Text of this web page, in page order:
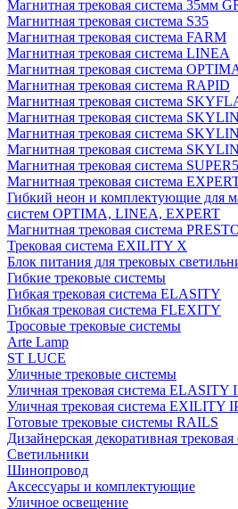
Магнитная трековая система 35мм
Магнитная трековая система S35
Магнитная трековая система FARM
Магнитная трековая система LINEA
Магнитная трековая система
Магнитная трековая система RAPID
Магнитная трековая система
Магнитная трековая система
Магнитная трековая система
Магнитная трековая система
Магнитная трековая система SUPER5
Магнитная трековая система
Гибкий неон и комплектующие для
систем OPTIMA, LINEA, EXPERT
Магнитная трековая система
Трековая система EXILITY X
Блок питания для трековых
Гибкие трековые системы
Гибкая трековая система ELASITY
Гибкая трековая система FLEXITY
Тросовые трековые системы
Arte Lamp
ST LUCE
Уличные трековые системы
Уличная трековая система ELASITY
Уличная трековая система EXILITY
Готовые трековые системы RAILS
Дизайнерская декоративная
Светильники
Шинопровод
Аксессуары и комплектующие
Уличное освещение